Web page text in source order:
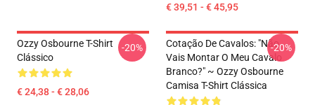
€ 39,51 - € 45,95
Ozzy Osbourne T-Shirt
Clássico
€ 24,38 - € 28,06
-20%
Cotação De Cavalos: "Não
Vais Montar O Meu Cavalo
Branco?" ~ Ozzy Osbourne
Camisa T-Shirt Clássica
-20%